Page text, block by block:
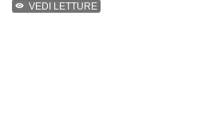
VEDI LETTURE